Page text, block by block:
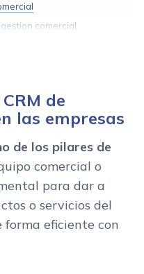
comercial
y potenciales
comerciales
seguimiento comercial
comercial para tu
de
las empresas
de los pilares de
comercial o
para dar a
o servicios del
forma eficiente con